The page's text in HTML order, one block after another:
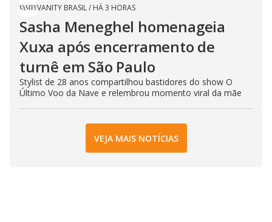
VANITY BRASIL/ HÁ 3 HORAS
Sasha Meneghel homenageia
Xuxa após encerramento de
turnê em São Paulo
Stylist de 28 anos compartilhou bastidores do show O
Último Voo da Nave e relembrou momento viral da mãe
VEJA MAIS NOTÍCIAS